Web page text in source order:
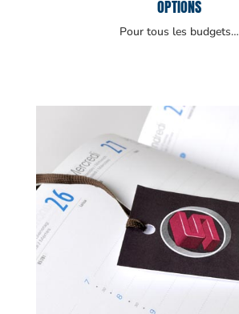
OPTIONS
Pour tous les budgets…